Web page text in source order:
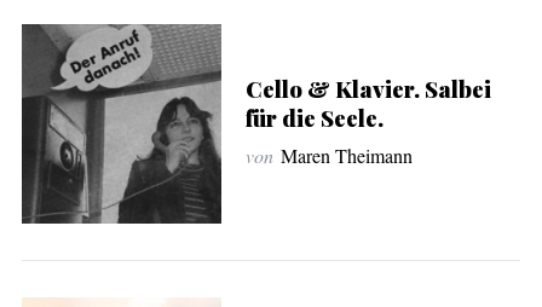
Cello & Klavier. Salbei
für die Seele.
von Maren Theimann